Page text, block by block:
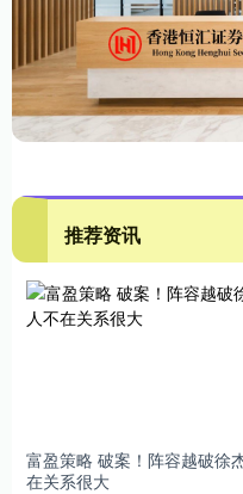
推荐资讯
富盈策略 破案！阵容越破徐
在关系很大